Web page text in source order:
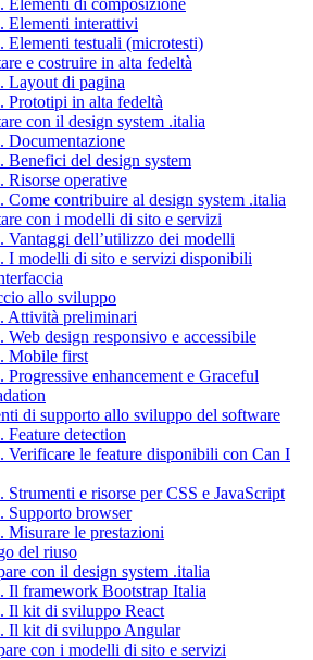
Elementi di composizione
Elementi interattivi
Elementi testuali (microtesti)
e costruire in alta fedeltà
Layout di pagina
Prototipi in alta fedeltà
con il design system .italia
Documentazione
Benefici del design system
Risorse operative
Come contribuire al design system .italia
con i modelli di sito e servizi
Vantaggi dell’utilizzo dei modelli
I modelli di sito e servizi disponibili
allo sviluppo
Attività preliminari
Web design responsivo e accessibile
Mobile first
Progressive enhancement e Graceful
di supporto allo sviluppo del software
Feature detection
Verificare le feature disponibili con Can I
Strumenti e risorse per CSS e JavaScript
Supporto browser
Misurare le prestazioni
del riuso
con il design system .italia
Il framework Bootstrap Italia
Il kit di sviluppo React
Il kit di sviluppo Angular
con i modelli di sito e servizi